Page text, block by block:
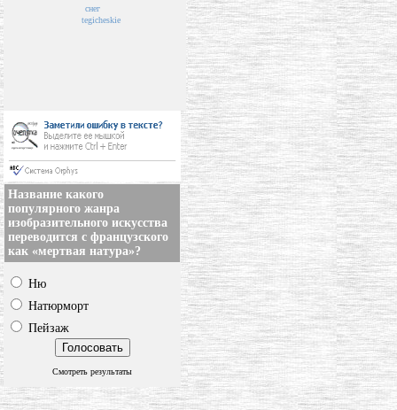
снег
tegicheskie
Название какого
популярного жанра
изобразительного искусства
переводится с французского
как «мертвая натура»?
Ню
Натюрморт
Пейзаж
Смотреть результаты